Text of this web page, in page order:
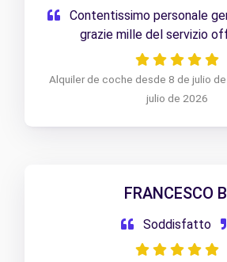
Contentissimo personale
grazie mille del servizio
Alquiler de coche desde 8 de julio
julio de 2026
FRANCESCO
Soddisfatto